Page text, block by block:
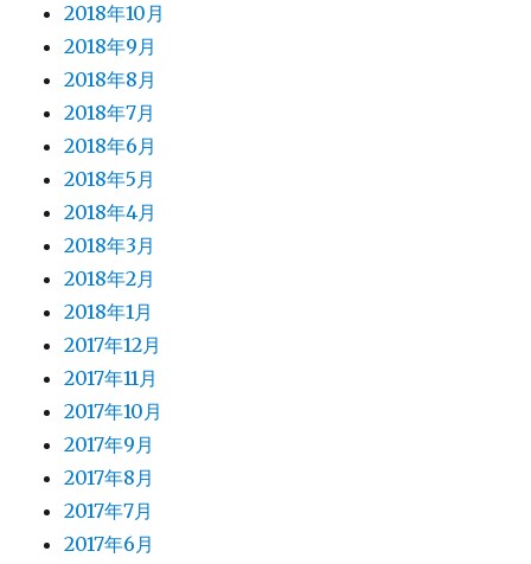
2018年10月
2018年9月
2018年8月
2018年7月
2018年6月
2018年5月
2018年4月
2018年3月
2018年2月
2018年1月
2017年12月
2017年11月
2017年10月
2017年9月
2017年8月
2017年7月
2017年6月